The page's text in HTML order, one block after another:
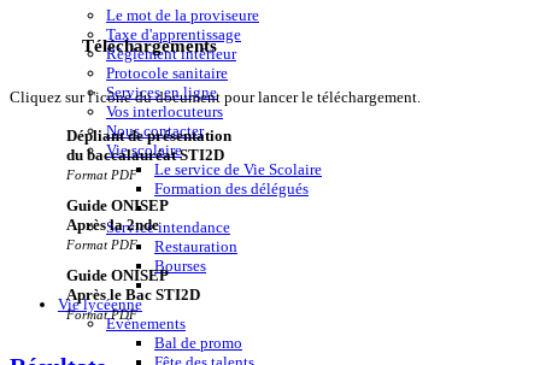
Le mot de la proviseure
Taxe d'apprentissage
Règlement intérieur
Protocole sanitaire
Services en ligne
Vos interlocuteurs
Nous contacter
Vie scolaire
Le service de Vie Scolaire
Formation des délégués
Service intendance
Restauration
Bourses
Vie lycéenne
Evènements
Bal de promo
Téléchargements
Cliquez sur l'icône du document pour lancer le téléchargement.
Dépliant de présentation
du baccalauréat STI2D
Format PDF
Guide ONISEP
Après la 2nde
Format PDF
Guide ONISEP
Après le Bac STI2D
Format PDF